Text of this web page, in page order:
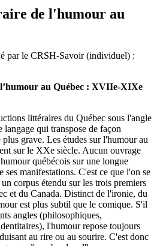
de l'humour au
par le CRSH-Savoir (individuel) :
au Québec : XVIIe-XIXe
littéraires du Québec sous l'angle
qui transpose de façon
grave. Les études sur l'humour au
sur le XXe siècle. Aucun ouvrage
québécois sur une longue
ses manifestations. C'est ce que l'on se
corpus étendu sur les trois premiers
et du Canada. Distinct de l'ironie, du
est plus subtil que le comique. S'il
angles (philosophiques,
l'humour repose toujours
au rire ou au sourire. C'est donc